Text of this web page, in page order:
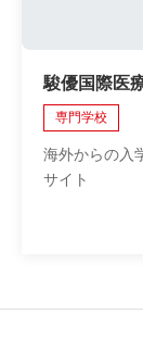
駿優国際医
専門学校
海外からの入
サイト